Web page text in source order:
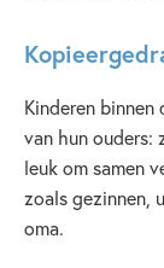
Kinderen
van hun ouders:
leuk om samen
zoals gezinnen,
oma.